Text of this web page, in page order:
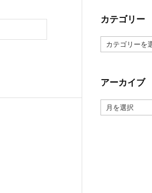
カテゴリー
テ
ー
アーカイブ
ー